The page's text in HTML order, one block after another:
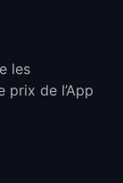
les
prix de l’App